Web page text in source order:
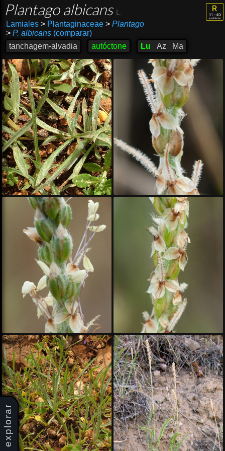
explorar
Plantago albicans
Lamiales >Plantaginaceae > Plantago
> P. albicans(comparar)
tanchagem-alvadia
autóctone Lu Az Ma